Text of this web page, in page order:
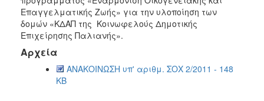
2013
Επαγγελματικής Ζωής» για την υλοποίηση των
δομών «ΚΔΑΠ της Κοινωφελούς Δημοτικής
Επιχείρησης Παλιανής».
Αρχεία
ΑΝΑΚΟΙΝΩΣΗ υπ' αριθμ. ΣΟΧ 2/2011 - 148
KB